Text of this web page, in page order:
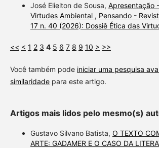
José Elielton de Sousa, Apresentação
Virtudes Ambiental , Pensando -
17 n. 40 (2026): Dossiê Ética das
<< < 1 2 3 4 5 6 7 8 9 10 > >>
Você também pode iniciar uma pesquisa
similaridadepara este artigo.
Artigos mais lidos pelo mesmo(s)
Gustavo Silvano Batista, O TEXTO
ARTE: GADAMER E O CASO DA